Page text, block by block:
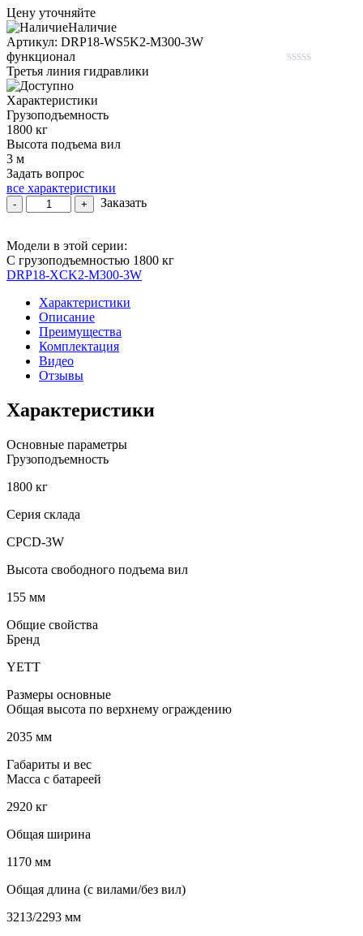
Цену уточняйте
Наличие
Aртикул: DRP18-WS5K2-M300-3W
функционал
Третья линия гидравлики
Характеристики
Грузоподъемность
1800 кг
Высота подъема вил
3 м
Задать вопрос
все характеристики
-
Количество
товара
погрузчик
дизельный
YETT
WS5K2-
M300-
3W
+ Заказать
Модели в этой серии:
С грузоподъемностью 1800 кг
DRP18-XCK2-M300-3W
Характеристики
Описание
Преимущества
Комплектация
Видео
Отзывы
Характеристики
Основные параметры
Грузоподъемность
1800 кг
Серия склада
CPCD-3W
Высота свободного подъема вил
155 мм
Общие свойства
Бренд
YETT
Размеры основные
Общая высота по верхнему ограждению
2035 мм
Габариты и вес
Масса с батареей
2920 кг
Общая ширина
1170 мм
Общая длина (с вилами/без вил)
3213/2293 мм